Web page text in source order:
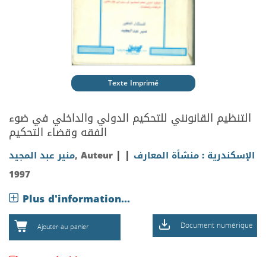
Texte Imprimé
التنظيم القانونني للتحكيم الدولي والداخلي في ضوء
الفقه وقضاء التحكيم
منير عبد المجيد, Auteur | الإسكندرية : منشأة المعارف |
1997
Plus d'information...
Ajouter au panier Document numérique